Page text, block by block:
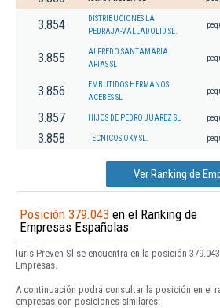
3.854
DISTRIBUCIONES LA
PEDRAJA-VALLADOLID SL.
3.855
ALFREDO SANTAMARIA
ARIAS SL
3.856
EMBUTIDOS HERMANOS
ACEBES SL
3.857 HIJOS DE PEDRO JUAREZ SL
3.858 TECNICOS OKY SL.
Ver Ranking de
Posición 379.043 en el Ranking de
Empresas Españolas
Iuris Preven Sl se encuentra en la posición
Empresas.
A continuación podrá consultar la posición en el
empresas con posiciones similares: